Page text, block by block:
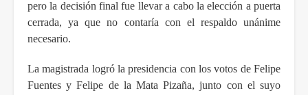
pero la decisión final fue llevar a cabo la elección a puerta
cerrada, ya que no contaría con el respaldo unánime
necesario.
La magistrada logró la presidencia con los votos de Felipe
Fuentes y Felipe de la Mata Pizaña, junto con el suyo